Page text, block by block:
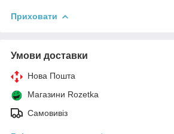
Приховати
Умови доставки
Нова Пошта
Магазини Rozetka
Самовивіз